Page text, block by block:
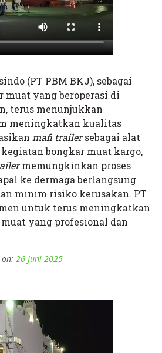
(PT PBM BKJ), sebagai
muat yang beroperasi di
terus menunjukkan
meningkatkan kualitas
mafi trailersebagai alat
bongkar muat kargo,
memungkinkan proses
ke dermaga berlangsung
minim risiko kerusakan. PT
untuk terus meningkatkan
yang profesional dan
on: 26 Juni 2025